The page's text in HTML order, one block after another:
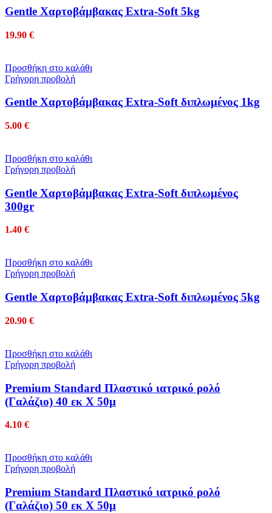
Gentle Χαρτοβάμβακας Extra-Soft 5kg
19.90 €
Προσθήκη στο καλάθι
Γρήγορη προβολή
Gentle Χαρτοβάμβακας Extra-Soft διπλωμένος 1kg
5.00 €
Προσθήκη στο καλάθι
Γρήγορη προβολή
Gentle Χαρτοβάμβακας Extra-Soft διπλωμένος
300gr
1.40 €
Προσθήκη στο καλάθι
Γρήγορη προβολή
Gentle Χαρτοβάμβακας Extra-Soft διπλωμένος 5kg
20.90 €
Προσθήκη στο καλάθι
Γρήγορη προβολή
Premium Standard Πλαστικό ιατρικό ρολό
(Γαλάζιο) 40 εκ Χ 50μ
4.10 €
Προσθήκη στο καλάθι
Γρήγορη προβολή
Premium Standard Πλαστικό ιατρικό ρολό
(Γαλάζιο) 50 εκ Χ 50μ